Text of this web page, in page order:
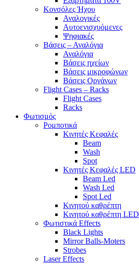
Κονσόλες Ήχου
Αναλογικές
Αυτοενισχυόμενες
Ψηφιακές
Βάσεις – Αναλόγια
Αναλόγια
Βάσεις ηχείων
Βάσεις μικροφώνων
Βάσεις Οργάνων
Flight Cases – Racks
Flight Cases
Racks
Φωτισμός
Ρομποτικά
Κινητές Κεφαλές
Beam
Wash
Spot
Κινητές Κεφαλές LED
Beam Led
Wash Led
Spot Led
Κινητού καθρέπτη
Κινητού καθρέπτη LED
Φωτιστικά Effects
Black Lights
Mirror Balls-Moters
Strobes
Laser Effects